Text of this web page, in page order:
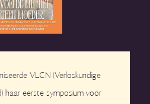
VLCN (Verloskundige
haar eerste symposium voor